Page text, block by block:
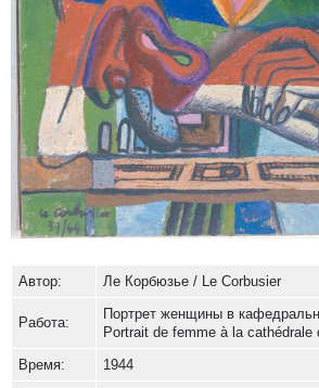
Автор: Ле Корбюзье / Le Corbusier
Работа:
Портрет женщины в
Portrait de femme à la cathédrale
Время:
1944